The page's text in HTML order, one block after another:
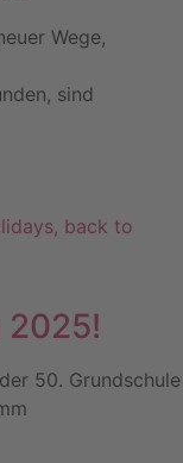
Wege,
sind
2025!
50. Grundschule